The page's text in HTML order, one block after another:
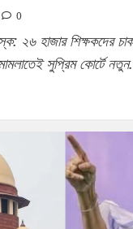
0
২৬ হাজার শিক্ষকদের
সুপ্রিম কোর্টে